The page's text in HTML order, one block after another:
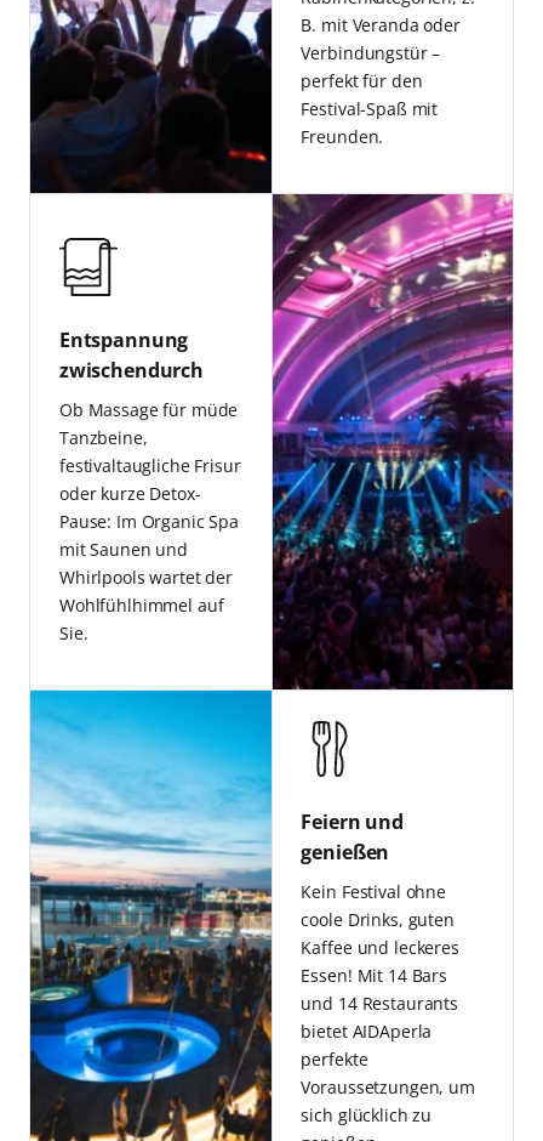
B. mit Veranda oder
Verbindungstür –
perfekt für den
Festival-Spaß mit
Freunden.
Ob Massage für müde
Tanzbeine,
festivaltaugliche Frisur
oder kurze Detox-
Pause: Im Organic Spa
mit Saunen und
Whirlpools wartet der
Wohlfühlhimmel auf
Sie.
Entspannung
zwischendurch
Kein Festival ohne
coole Drinks, guten
Kaffee und leckeres
Essen! Mit 14 Bars
und 14 Restaurants
bietet AIDAperla
perfekte
Voraussetzungen, um
sich glücklich zu
Feiern und
genießen